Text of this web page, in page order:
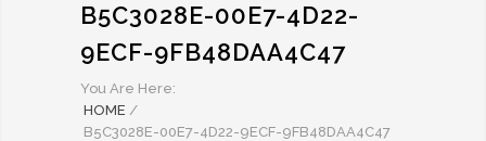
B5C3028E-00E7-4D22-
9ECF-9FB48DAA4C47
You Are Here:
HOME /
B5C3028E-00E7-4D22-9ECF-9FB48DAA4C47